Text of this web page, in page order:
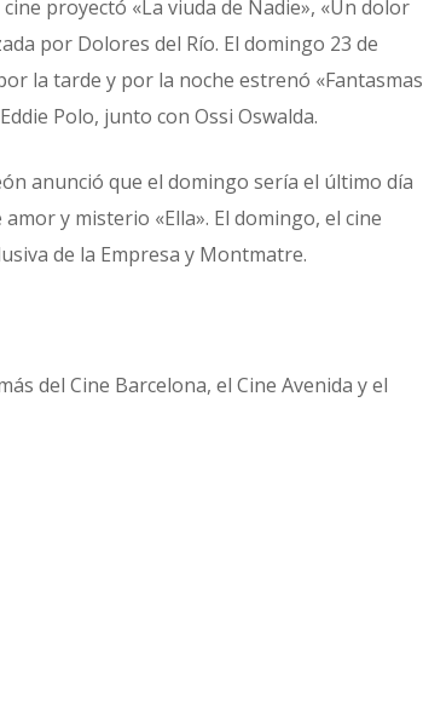
proyectó «La viuda de Nadie», «Un dolor
por Dolores del Río. El domingo 23 de
la tarde y por la noche estrenó «Fantasmas
Polo, junto con Ossi Oswalda.
anunció que el domingo sería el último día
y misterio «Ella». El domingo, el cine
de la Empresa y Montmatre.
del Cine Barcelona, el Cine Avenida y el